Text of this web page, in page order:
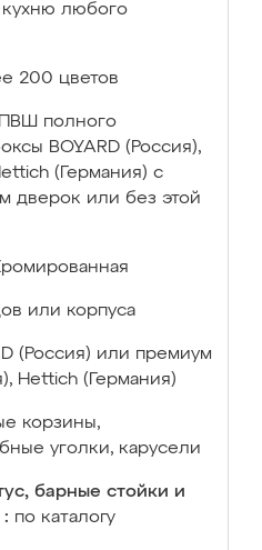
кухню любого
200 цветов
ПВШ полного
BOYARD (Россия),
(Германия) с
дверок или без этой
или корпуса
(Россия) или премиум
Hettich (Германия)
корзины,
уголки, карусели
барные стойки и
по каталогу